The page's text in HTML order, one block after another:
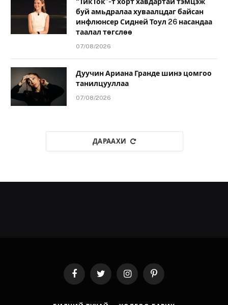
буй амьдралаа хуваалцдаг байсан
инфлюнсер Сидней Тоул 26 насандаа
таалал төгслөө
07/08/2026
Дуучин Ариана Гранде шинэ цомгоо
танилцууллаа
07/08/2026
ДАРААХИ
FacebookTwitter InstagramPinterest